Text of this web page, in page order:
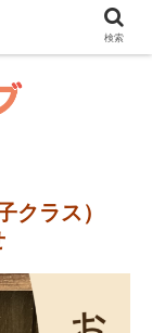
クラス）
検索